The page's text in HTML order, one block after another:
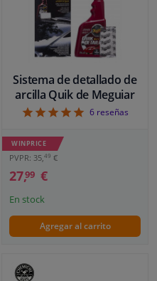
Sistema de detallado de
arcilla Quik de Meguiar
56reseñas
WINPRICE
PVPR: 35,49 €
27,99 €
En stock
Agregar al carrito